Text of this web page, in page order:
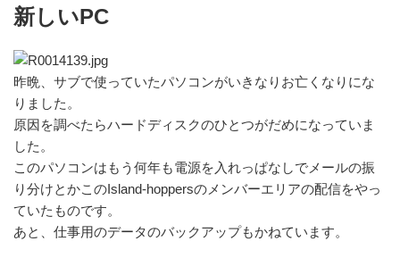
稿
日:
新しいPC
昨晩、サブで使っていたパソコンがいきなりお亡くなりにな
りました。
原因を調べたらハードディスクのひとつがだめになっていま
した。
このパソコンはもう何年も電源を入れっぱなしでメールの振
り分けとかこのIsland-hoppersのメンバーエリアの配信をやっ
ていたものです。
あと、仕事用のデータのバックアップもかねています。